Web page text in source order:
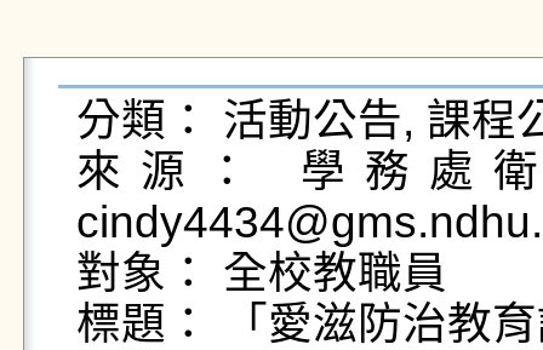
分類： 活動公告, 課程
來源： 學務處
對象： 全校教職員
標題： 「愛滋防治教